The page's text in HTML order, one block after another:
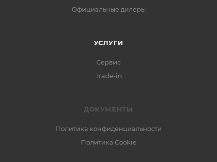
Официальные дилеры
УСЛУГИ
Сервис
Trade-in
ДОКУМЕНТЫ
Политика конфиденциальности
Политика Cookie